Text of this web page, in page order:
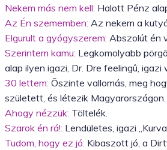
Nekem más nem kell: Halott Pénz
Az Én szememben: Az nekem a
Elgurult a gyógyszerem: Abszolút én
Szerintem kamu: Legkomolyabb
alap ilyen igazi, Dr. Dre feelingû,
30 lettem: Õszinte vallomás, meg
született, és létezik
Ahogy nézzük: Töltelék.
Szarok én rá!: Lendületes, igazi
Tudom, hogy ez jó: Kibaszott jó, a